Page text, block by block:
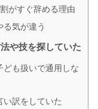
がすぐ辞める理由
気が違う
や技を探していた
ども扱いで通用しな
い訳をしていた